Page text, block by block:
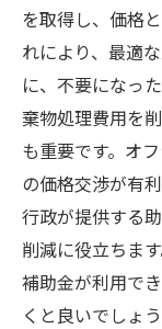
を取得し、価格
れにより、最適
に、不要になっ
棄物処理費用を
も重要です。オ
の価格交渉が有
行政が提供する
削減に役立ちま
補助金が利用で
くと良いでしょ